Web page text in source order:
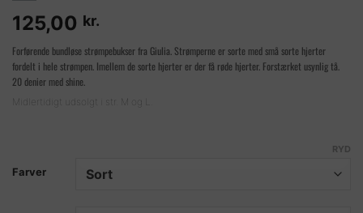
125,00 kr.
Forførende bundløse strømpebukser fra Giulia. Strømperne er sorte med små sorte hjerter
fordelt i hele strømpen. Imellem de sorte hjerter er der få røde hjerter. Forstærket usynlig tå.
20 denier med shine.
Midlertidigt udsolgt i str. M og L.
Farver
RYD